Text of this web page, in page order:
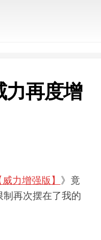
力再度增
力增强版】 》竟
再次摆在了我的